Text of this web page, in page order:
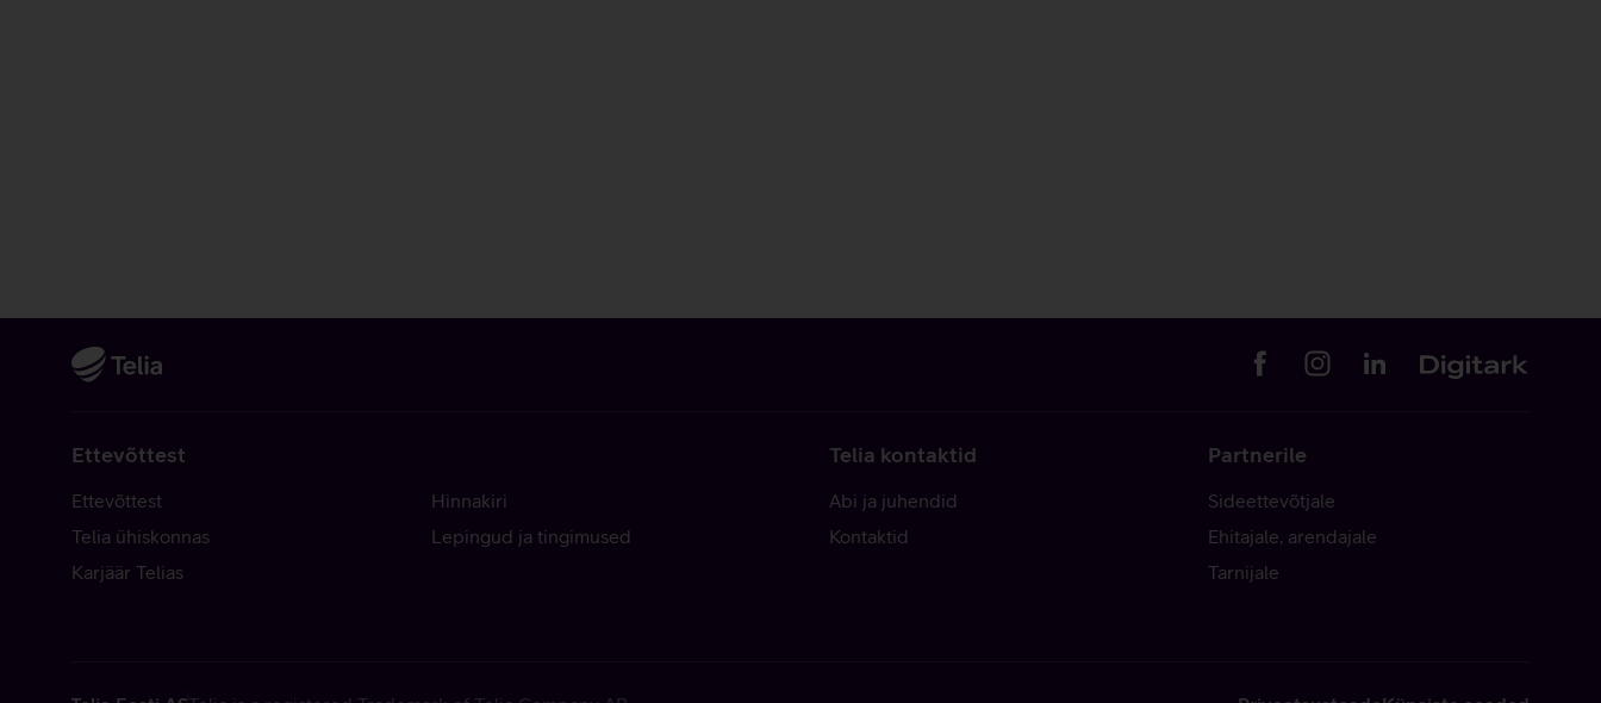
Ettevõttest
Ettevõttest
Telia ühiskonnas
Karjäär Telias
Hinnakiri
Lepingud ja tingimused
Telia kontaktid
Abi ja juhendid
Kontaktid
Partnerile
Sideettevõtjale
Ehitajale, arendajale
Tarnijale